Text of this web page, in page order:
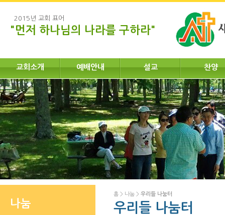
2015년 교회 표어
"먼저 하나님의 나라를 구하라"
교회소개 예배안내 설교 찬양
나눔
홈 > 나눔 > 우리들 나눔터
우리들 나눔터